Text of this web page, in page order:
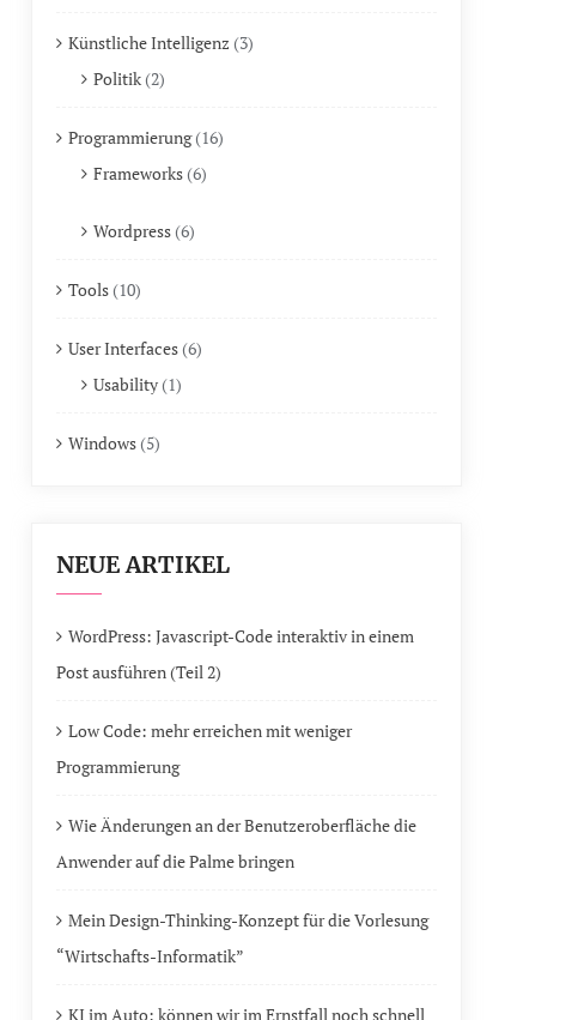
Künstliche Intelligenz (3)
Politik (2)
Programmierung(16)
Frameworks (6)
Wordpress (6)
Tools (10)
User Interfaces (6)
Usability (1)
Windows (5)
NEUE ARTIKEL
WordPress: Javascript-Code interaktiv in einem
Post ausführen (Teil 2)
Low Code: mehr erreichen mit weniger
Programmierung
Wie Änderungen an der Benutzeroberfläche die
Anwender auf die Palme bringen
Mein Design-Thinking-Konzept für die Vorlesung
“Wirtschafts-Informatik”
KI im Auto: können wir im Ernstfall noch schnell